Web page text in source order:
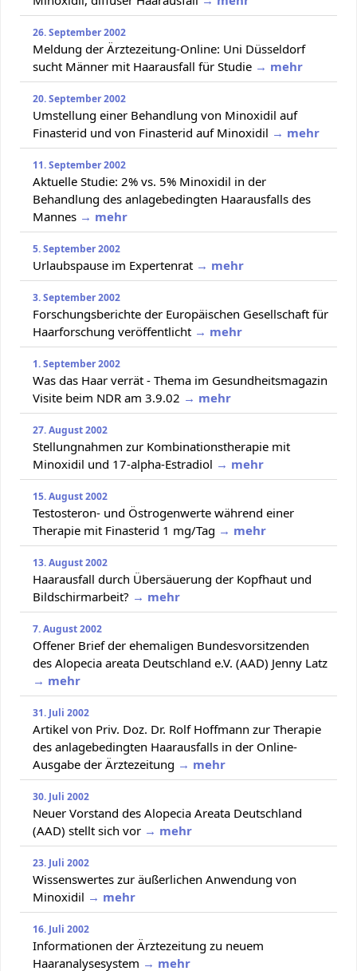
26. September 2002
Meldung der Ärztezeitung-Online: Uni Düsseldorf
sucht Männer mit Haarausfall für Studie → mehr
20. September 2002
Umstellung einer Behandlung von Minoxidil auf
Finasterid und von Finasterid auf Minoxidil → mehr
11. September 2002
Aktuelle Studie: 2% vs. 5% Minoxidil in der
Behandlung des anlagebedingten Haarausfalls des
Mannes → mehr
5. September 2002
Urlaubspause im Expertenrat → mehr
3. September 2002
Forschungsberichte der Europäischen Gesellschaft für
Haarforschung veröffentlicht → mehr
1. September 2002
Was das Haar verrät - Thema im Gesundheitsmagazin
Visite beim NDR am 3.9.02 → mehr
27. August 2002
Stellungnahmen zur Kombinationstherapie mit
Minoxidil und 17-alpha-Estradiol → mehr
15. August 2002
Testosteron- und Östrogenwerte während einer
Therapie mit Finasterid 1 mg/Tag → mehr
13. August 2002
Haarausfall durch Übersäuerung der Kopfhaut und
Bildschirmarbeit? → mehr
7. August 2002
Offener Brief der ehemaligen Bundesvorsitzenden
des Alopecia areata Deutschland e.V. (AAD) Jenny Latz
→ mehr
31. Juli 2002
Artikel von Priv. Doz. Dr. Rolf Hoffmann zur Therapie
des anlagebedingten Haarausfalls in der Online-
Ausgabe der Ärztezeitung → mehr
30. Juli 2002
Neuer Vorstand des Alopecia Areata Deutschland
(AAD) stellt sich vor → mehr
23. Juli 2002
Wissenswertes zur äußerlichen Anwendung von
Minoxidil → mehr
16. Juli 2002
Informationen der Ärztezeitung zu neuem
Haaranalysesystem → mehr